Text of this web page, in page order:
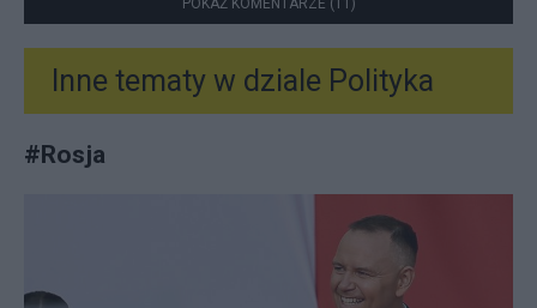
Inne tematy w dziale Polityka
#Rosja